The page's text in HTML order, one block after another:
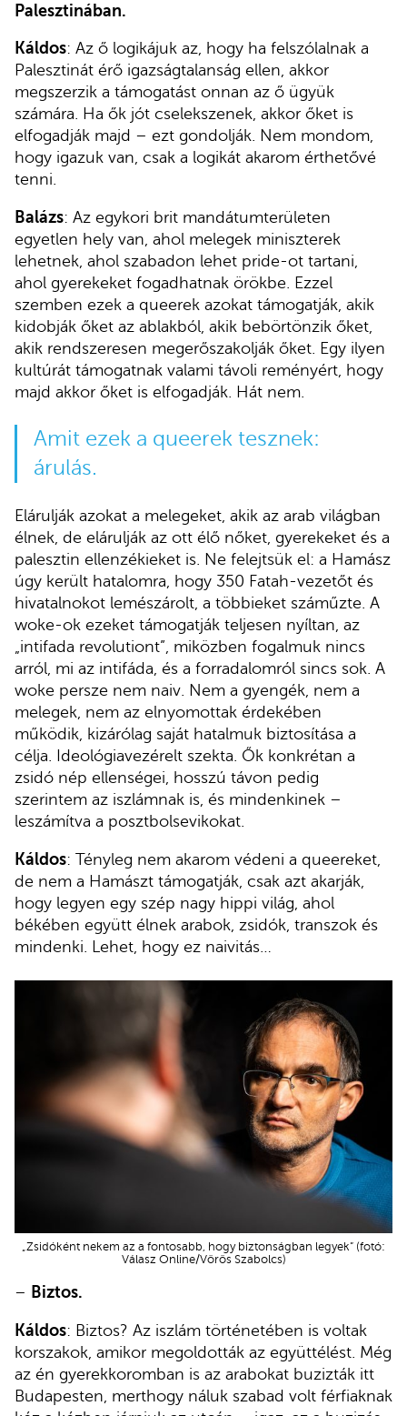
Palesztinában.
Káldos: Az ő logikájuk az, hogy ha felszólalnak a
Palesztinát érő igazságtalanság ellen, akkor
megszerzik a támogatást onnan az ő ügyük
számára. Ha ők jót cselekszenek, akkor őket is
elfogadják majd – ezt gondolják. Nem mondom,
hogy igazuk van, csak a logikát akarom érthetővé
tenni.
Balázs: Az egykori brit mandátumterületen
egyetlen hely van, ahol melegek miniszterek
lehetnek, ahol szabadon lehet pride-ot tartani,
ahol gyerekeket fogadhatnak örökbe. Ezzel
szemben ezek a queerek azokat támogatják, akik
kidobják őket az ablakból, akik bebörtönzik őket,
akik rendszeresen megerőszakolják őket. Egy ilyen
kultúrát támogatnak valami távoli reményért, hogy
majd akkor őket is elfogadják. Hát nem.
Amit ezek a queerek tesznek:
árulás.
Elárulják azokat a melegeket, akik az arab világban
élnek, de elárulják az ott élő nőket, gyerekeket és a
palesztin ellenzékieket is. Ne felejtsük el: a Hamász
úgy került hatalomra, hogy 350 Fatah-vezetőt és
hivatalnokot lemészárolt, a többieket száműzte. A
woke-ok ezeket támogatják teljesen nyíltan, az
„intifada revolutiont”, miközben fogalmuk nincs
arról, mi az intifáda, és a forradalomról sincs sok. A
woke persze nem naiv. Nem a gyengék, nem a
melegek, nem az elnyomottak érdekében
működik, kizárólag saját hatalmuk biztosítása a
célja. Ideológiavezérelt szekta. Ők konkrétan a
zsidó nép ellenségei, hosszú távon pedig
szerintem az iszlámnak is, és mindenkinek –
leszámítva a posztbolsevikokat.
Káldos: Tényleg nem akarom védeni a queereket,
de nem a Hamászt támogatják, csak azt akarják,
hogy legyen egy szép nagy hippi világ, ahol
békében együtt élnek arabok, zsidók, transzok és
mindenki. Lehet, hogy ez naivitás…
„Zsidóként nekem az a fontosabb, hogy biztonságban legyek” (fotó:
Válasz Online/Vörös Szabolcs)
– Biztos.
Káldos: Biztos? Az iszlám történetében is voltak
korszakok, amikor megoldották az együttélést. Még
az én gyerekkoromban is az arabokat buzizták itt
Budapesten, merthogy náluk szabad volt férfiaknak